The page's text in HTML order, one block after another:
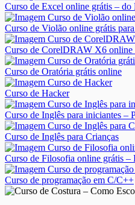
Curso de Excel online grátis – do
Curso de Violão online grátis
Curso de CorelDRAW X6 online
Curso de Oratória grátis online
Curso de Hacker
Curso de Inglês para iniciantes –
Curso de Inglês para Crianças
Curso de Filosofia online grátis –
Curso de programação em C/C++